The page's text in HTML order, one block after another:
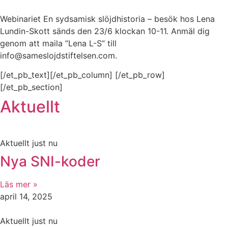
Webinariet En sydsamisk slöjdhistoria – besök hos Lena
Lundin-Skott sänds den 23/6 klockan 10-11. Anmäl dig
genom att maila ”Lena L-S” till
info@sameslojdstiftelsen.com.
[/et_pb_text][/et_pb_column] [/et_pb_row]
[/et_pb_section]
Aktuellt
Aktuellt just nu
Nya SNI-koder
Läs mer »
april 14, 2025
Aktuellt just nu